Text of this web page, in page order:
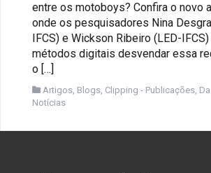
entre os motoboys? Confira o novo
onde os pesquisadores Nina
IFCS) e Wickson Ribeiro (LED-
métodos digitais desvendar essa
o […]
Artigos, Blogs, Clipping - Publicações,
Notícias